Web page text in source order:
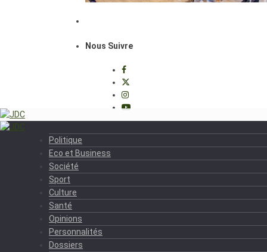
Nous Suivre
Politique
Eco et Business
Société
Sport
Culture
Santé
Opinions
Personnalités
Dossiers